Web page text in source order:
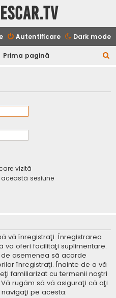
Dark mode
Autentificare
Prima pagină
t
vizită
sesiune
vă înregistraţi. Înregistrarea
va oferi facilităţi suplimentare.
asemenea să acorde
înregistraţi. Înainte de a vă
familiarizat cu termenii noştri
rugăm să vă asiguraţi că aţi
pe acesta.